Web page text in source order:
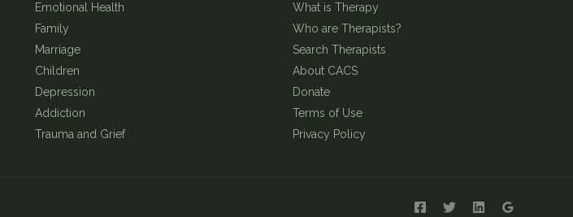
Emotional Health
Family
Marriage
Children
Depression
Addiction
Trauma and Grief
What is Therapy
Who are Therapists?
Search Therapists
About CACS
Donate
Terms of Use
Privacy Policy